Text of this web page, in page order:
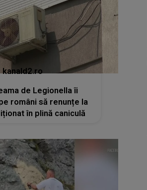
kanald2.ro
de Legionella îi
români să renunțe la
în plină caniculă